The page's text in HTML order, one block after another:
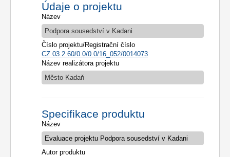
Údaje o projektu
Název
Podpora sousedství v Kadani
Číslo projektu/Registrační číslo
CZ.03.2.60/0.0/0.0/16_052/0014073
Název realizátora projektu
Město Kadaň
Specifikace produktu
Název
Autor produktu